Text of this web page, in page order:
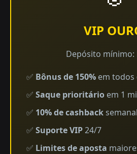
VIP
Depósito mínimo:
✅ Bônus de 150% em todos
✅ Saque prioritário em 1
✅ 10% de cashbacksemanal
✅ Suporte VIP24/7
✅ Limites de aposta